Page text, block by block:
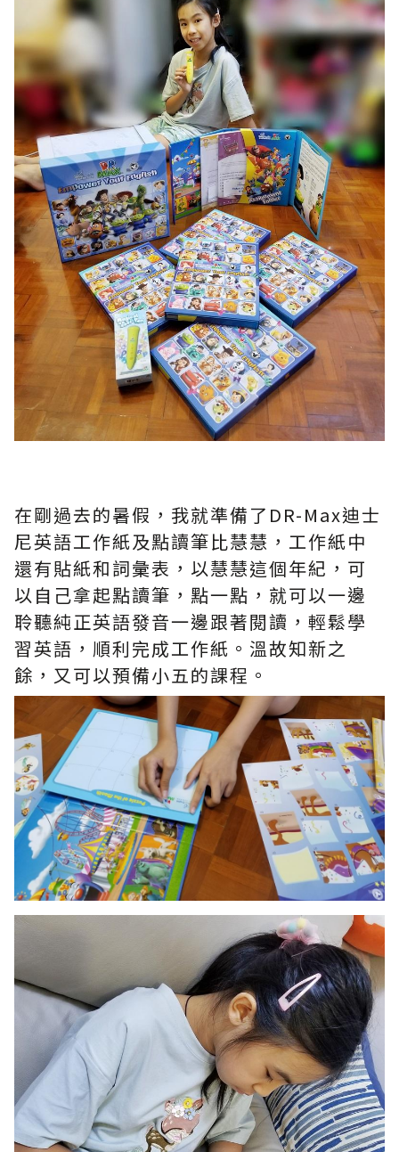
在剛過去的暑假，我就準備了DR-Max迪士
尼英語工作紙及點讀筆比慧慧，工作紙中
還有貼紙和詞彙表，以慧慧這個年紀，可
以自己拿起點讀筆，點一點，就可以一邊
聆聽純正英語發音一邊跟著閱讀，輕鬆學
習英語，順利完成工作紙。溫故知新之
餘，又可以預備小五的課程。